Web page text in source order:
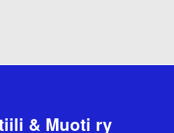
& Muoti ry